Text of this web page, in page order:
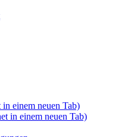
einem neuen Tab)
in einem neuen Tab)